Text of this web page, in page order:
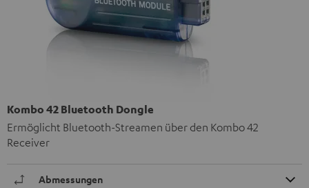
Kombo 42 Bluetooth Dongle
Ermöglicht Bluetooth-Streamen über den Kombo 42
Receiver
Abmessungen